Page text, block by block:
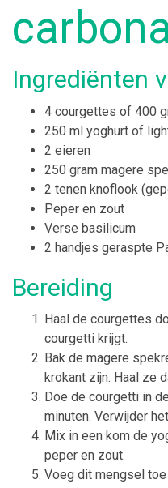
Ingrediënten
4 courgettes of 400
250 ml yoghurt of
2 eieren
250 gram magere
2 tenen knoflook
Peper en zout
Verse basilicum
2 handjes geraspte
Bereiding
Haal de courgettes
courgetti krijgt.
Bak de magere
krokant zijn. Haal ze
Doe de courgetti in
minuten. Verwijder
Mix in een kom de
peper en zout.
Voeg dit mengsel